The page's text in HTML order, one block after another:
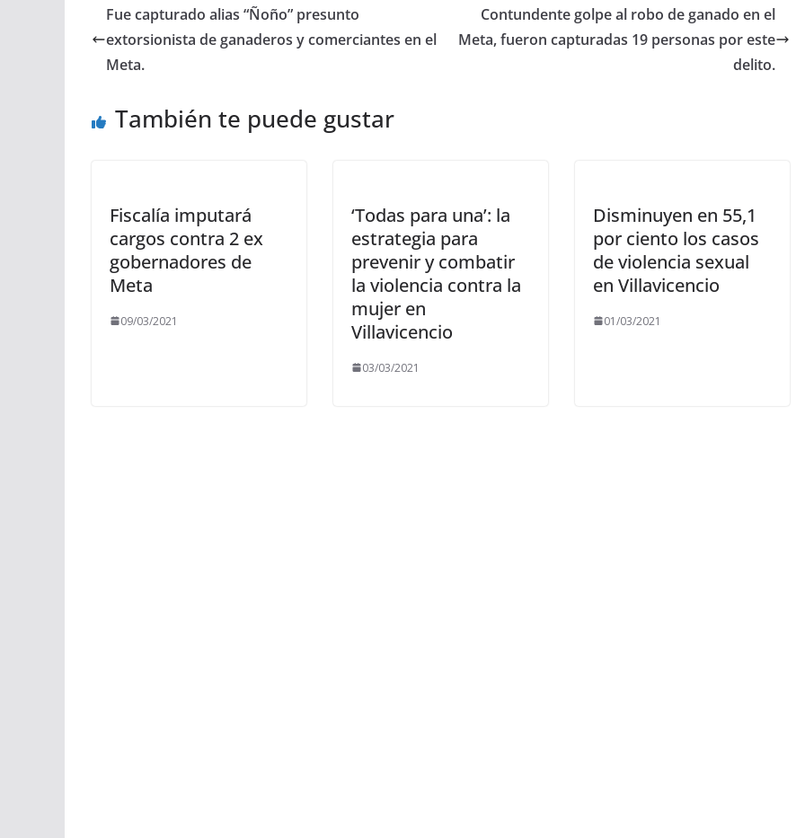
Fue capturado alias “Ñoño” presunto
extorsionista de ganaderos y comerciantes en el
Meta.
Contundente golpe al robo de ganado en el
Meta, fueron capturadas 19 personas por este
delito.
También te puede gustar
Fiscalía imputará
cargos contra 2 ex
gobernadores de
Meta
09/03/2021
‘Todas para una’: la
estrategia para
prevenir y combatir
la violencia contra la
mujer en
Villavicencio
03/03/2021
Disminuyen en 55,1
por ciento los casos
de violencia sexual
en Villavicencio
01/03/2021